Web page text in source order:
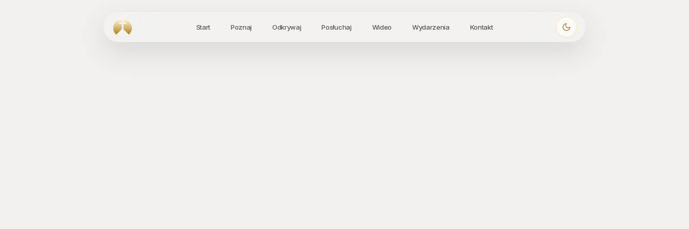
Start Poznaj Odkrywaj Posłuchaj Wideo Wydarzenia Kontakt